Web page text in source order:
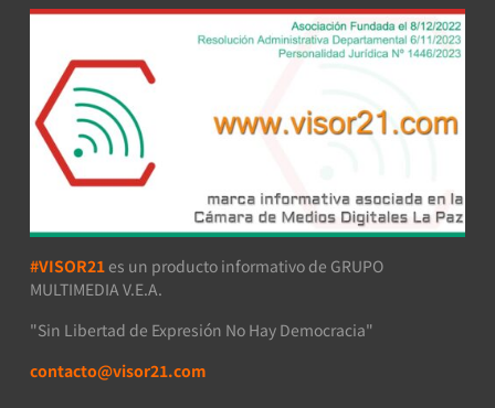
#VISOR21 es un producto informativo de GRUPO
MULTIMEDIA V.E.A.
"Sin Libertad de Expresión No Hay Democracia"
contacto@visor21.com